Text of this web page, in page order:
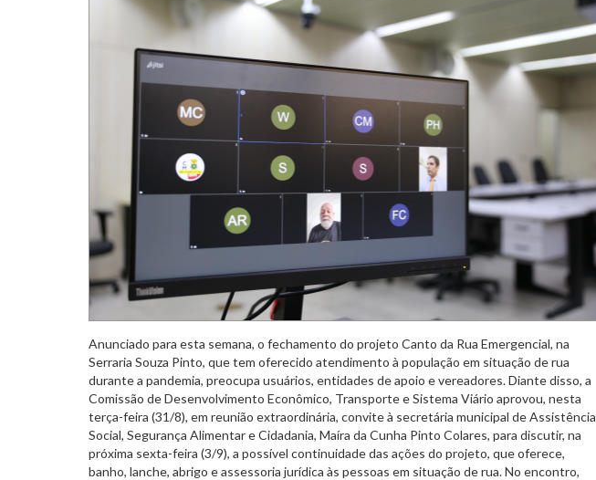
Anunciado para esta semana, o fechamento do projeto Canto da Rua Emergencial, na
Serraria Souza Pinto, que tem oferecido atendimento à população em situação de rua
durante a pandemia, preocupa usuários, entidades de apoio e vereadores. Diante disso, a
Comissão de Desenvolvimento Econômico, Transporte e Sistema Viário aprovou, nesta
terça-feira (31/8), em reunião extraordinária, convite à secretária municipal de Assistência
Social, Segurança Alimentar e Cidadania, Maíra da Cunha Pinto Colares, para discutir, na
próxima sexta-feira (3/9), a possível continuidade das ações do projeto, que oferece,
banho, lanche, abrigo e assessoria jurídica às pessoas em situação de rua. No encontro,